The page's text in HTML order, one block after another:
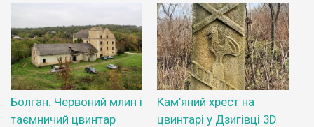
Болган. Червоний млин і
таємничий цвинтар
Кам’яний хрест на
цвинтарі у Дзигівці 3D